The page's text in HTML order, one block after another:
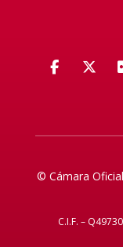
X
© Cámara
C.I.F. –